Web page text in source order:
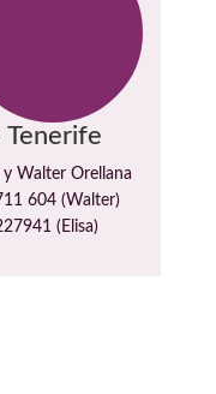
Tenerife
y Walter Orellana
604 (Walter)
(Elisa)